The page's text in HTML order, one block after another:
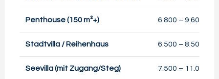
Penthouse (150 m²+) 6.800 – 9.600 €
Stadtvilla / Reihenhaus 6.500 – 8.500 €
Seevilla (mit Zugang/Steg) 7.500 – 11.000 €